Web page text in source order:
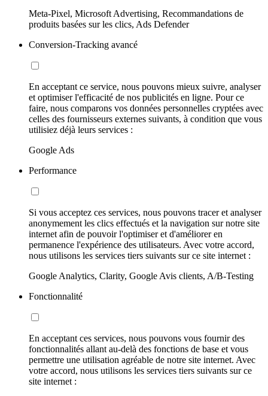
Meta-Pixel, Microsoft Advertising, Recommandations de
produits basées sur les clics, Ads Defender
Conversion-Tracking avancé
En acceptant ce service, nous pouvons mieux suivre, analyser
et optimiser l'efficacité de nos publicités en ligne. Pour ce
faire, nous comparons vos données personnelles cryptées avec
celles des fournisseurs externes suivants, à condition que vous
utilisiez déjà leurs services :
Google Ads
Performance
Si vous acceptez ces services, nous pouvons tracer et analyser
anonymement les clics effectués et la navigation sur notre site
internet afin de pouvoir l'optimiser et d'améliorer en
permanence l'expérience des utilisateurs. Avec votre accord,
nous utilisons les services tiers suivants sur ce site internet :
Google Analytics, Clarity, Google Avis clients, A/B-Testing
Fonctionnalité
En acceptant ces services, nous pouvons vous fournir des
fonctionnalités allant au-delà des fonctions de base et vous
permettre une utilisation agréable de notre site internet. Avec
votre accord, nous utilisons les services tiers suivants sur ce
site internet :